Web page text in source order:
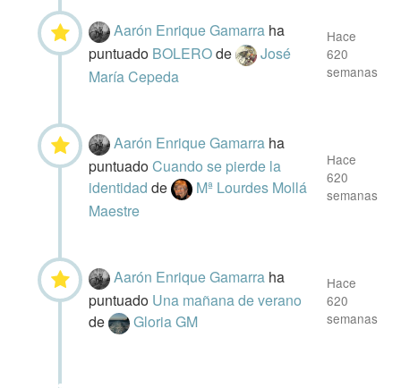
Aarón Enrique Gamarra ha
puntuado BOLEROde
José
María Cepeda
Hace
620
semanas
Aarón Enrique Gamarra ha
puntuadoCuando se pierde la
identidadde
Mª Lourdes Mollá
Maestre
Hace
620
semanas
Aarón Enrique Gamarra ha
puntuado Una mañana de verano
de
Gloria GM
Hace
620
semanas